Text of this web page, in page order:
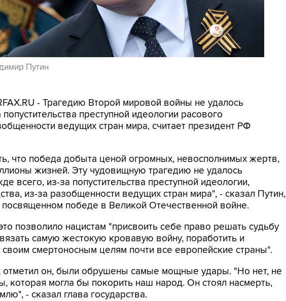
Путин
- Трагедию Второй мировой войны не удалось
преступной идеологии расового
ведущих стран мира, считает президент РФ
что победа добыта ценой огромных, невосполнимых жертв,
жизней. Эту чудовищную трагедию не удалось
всего, из-за попустительства преступной идеологии,
из-за разобщенности ведущих стран мира", - сказал Путин,
посвященном победе в Великой Отечественной войне.
позволило нацистам "присвоить себе право решать судьбу
самую жестокую кровавую войну, поработить и
своим смертоносным целям почти все европейские страны".
он, были обрушены самые мощные удары. "Но нет, не
которая могла бы покорить наш народ. Он стоял насмерть,
- сказал глава государства.